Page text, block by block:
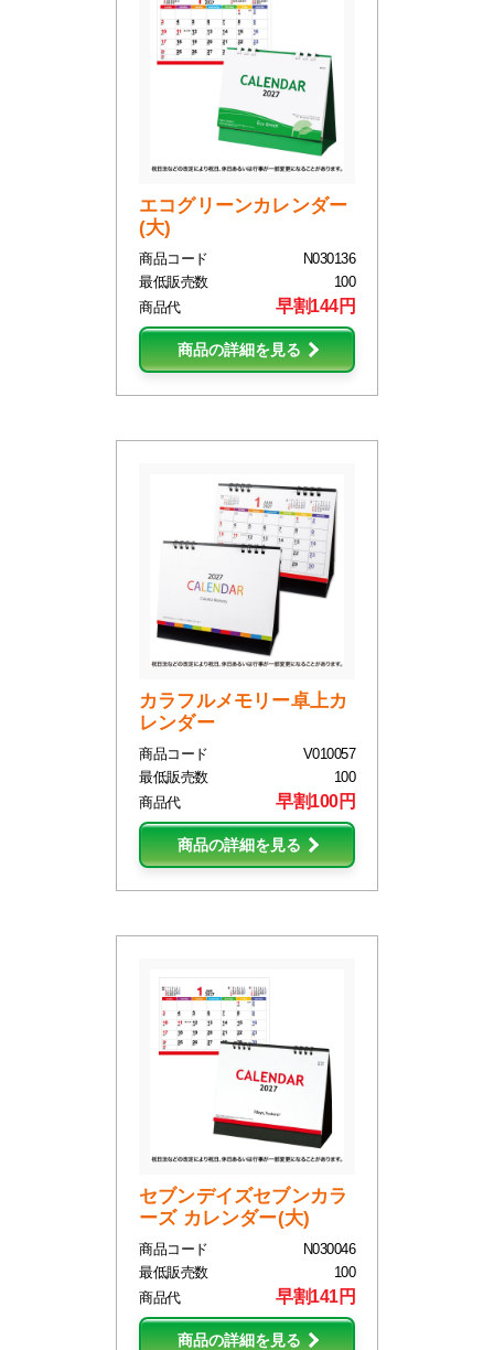
エコグリーンカレンダー
(大)
商品コード
N030136
最低販売数
100
商品代
早割144円
商品の詳細を見る
カラフルメモリー卓上カ
レンダー
商品コード
V010057
最低販売数
100
商品代
早割100円
商品の詳細を見る
セブンデイズセブンカラ
ーズ カレンダー(大)
商品コード
N030046
最低販売数
100
商品代
早割141円
商品の詳細を見る